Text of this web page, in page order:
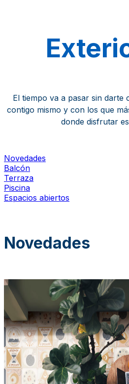
El tiempo va a pasar sin darte
contigo mismo y con los que
donde disfrutar
Novedades
Balcón
Terraza
Piscina
Espacios abiertos
Novedades